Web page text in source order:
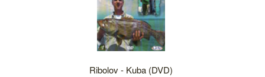
Ribolov - Kuba (DVD)